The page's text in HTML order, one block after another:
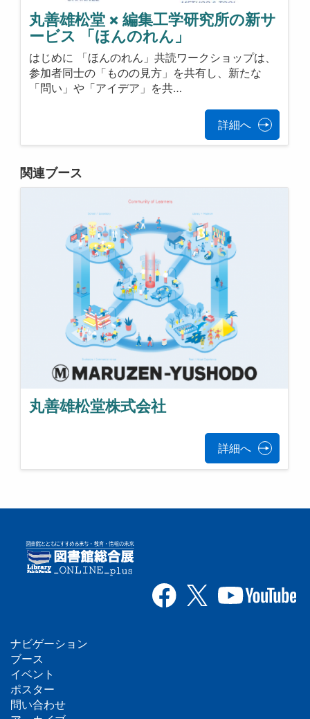
丸善雄松堂 × 編集工学研究所の新サ
ービス 「ほんのれん」
はじめに 「ほんのれん」共読ワークショップは、
参加者同士の「ものの見方」を共有し、新たな
「問い」や「アイデア」を共…
詳細へ
関連ブース
丸善雄松堂株式会社
詳細へ
フ
ッ
ナビゲーション
ブース
イベント
ポスター
問い合わせ